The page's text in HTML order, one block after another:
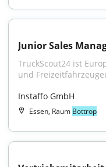
Junior Sales
TruckScout24 ist
und
Instaffo GmbH
Essen, Raum Bottrop